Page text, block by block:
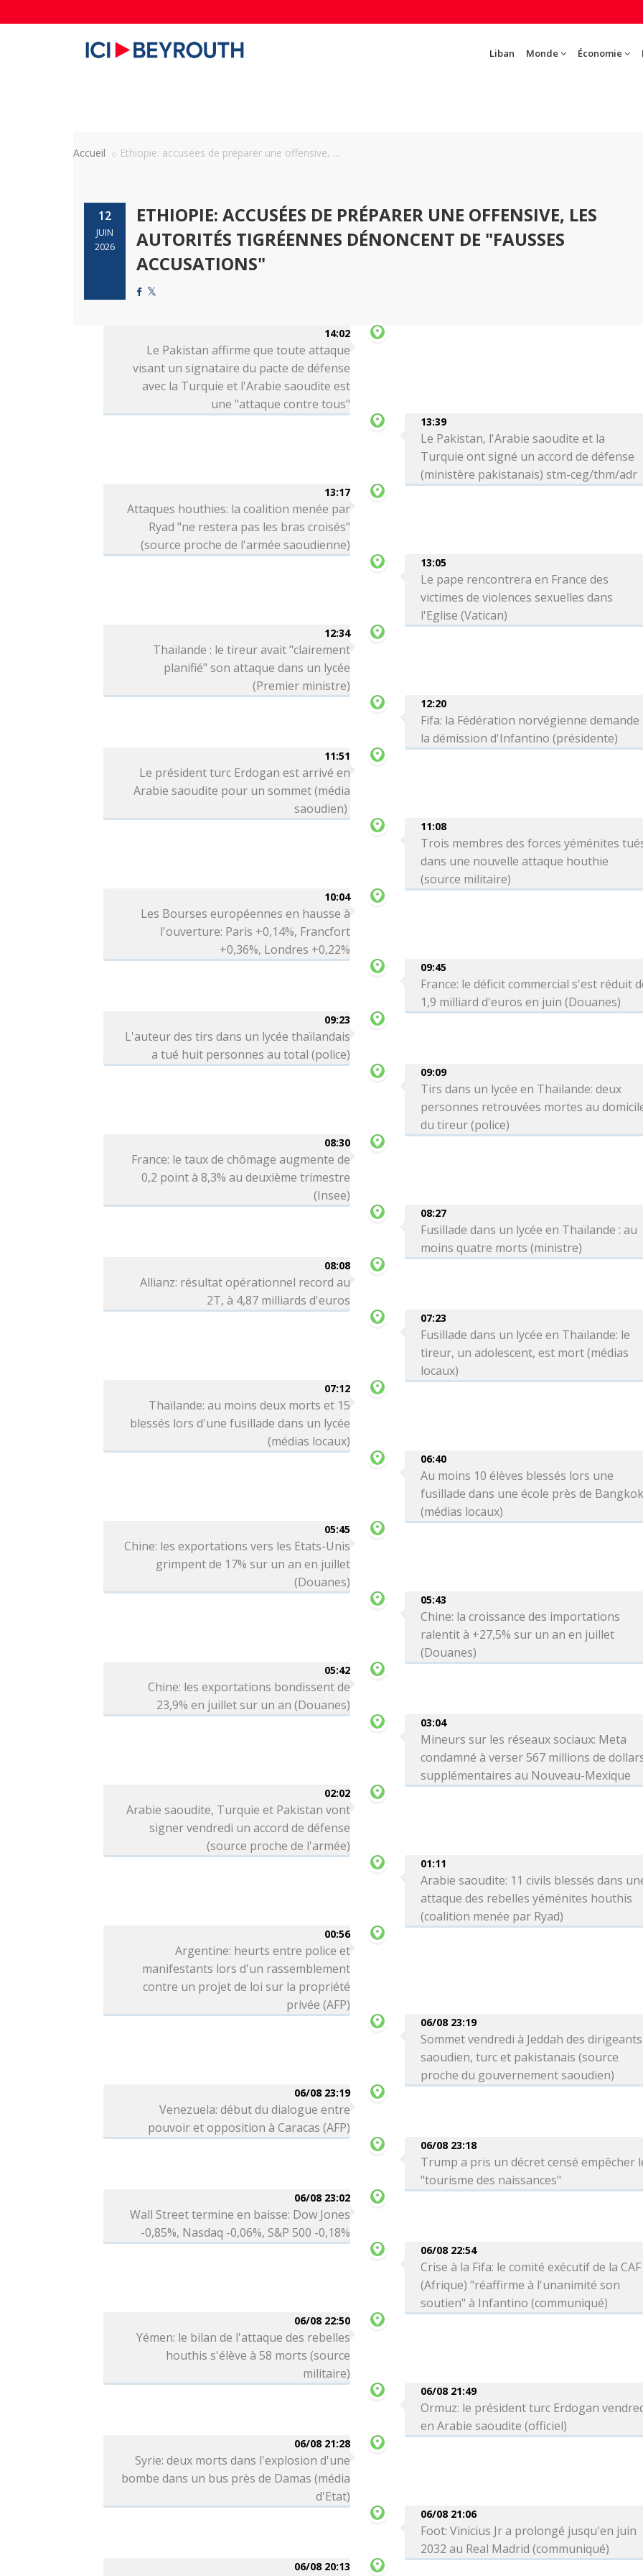
Liban Monde Économie
Accueil Ethiopie: accusées de préparer une offensive, ...
12
JUIN
2026
ETHIOPIE: ACCUSÉES DE PRÉPARER UNE OFFENSIVE, LES
AUTORITÉS TIGRÉENNES DÉNONCENT DE "FAUSSES
ACCUSATIONS"
14:02
Le Pakistan affirme que toute attaque
visant un signataire du pacte de défense
avec la Turquie et l'Arabie saoudite est
une "attaque contre tous"
13:39
Le Pakistan, l'Arabie saoudite et la
Turquie ont signé un accord de défense
(ministère pakistanais) stm-ceg/thm/adr
13:17
Attaques houthies: la coalition menée par
Ryad "ne restera pas les bras croisés"
(source proche de l'armée saoudienne)
13:05
Le pape rencontrera en France des
victimes de violences sexuelles dans
l'Eglise (Vatican)
12:34
Thaïlande : le tireur avait "clairement
planifié" son attaque dans un lycée
(Premier ministre)
12:20
Fifa: la Fédération norvégienne demande
la démission d'Infantino (présidente)
11:51
Le président turc Erdogan est arrivé en
Arabie saoudite pour un sommet (média
saoudien)
11:08
Trois membres des forces yéménites
dans une nouvelle attaque houthie
(source militaire)
10:04
Les Bourses européennes en hausse à
l'ouverture: Paris +0,14%, Francfort
+0,36%, Londres +0,22%
09:45
France: le déficit commercial s'est réduit
1,9 milliard d'euros en juin (Douanes)
09:23
L'auteur des tirs dans un lycée thaïlandais
a tué huit personnes au total (police)
09:09
Tirs dans un lycée en Thaïlande: deux
personnes retrouvées mortes au
du tireur (police)
08:30
France: le taux de chômage augmente de
0,2 point à 8,3% au deuxième trimestre
(Insee)
08:27
Fusillade dans un lycée en Thaïlande : au
moins quatre morts (ministre)
08:08
Allianz: résultat opérationnel record au
2T, à 4,87 milliards d'euros
07:23
Fusillade dans un lycée en Thaïlande: le
tireur, un adolescent, est mort (médias
locaux)
07:12
Thaïlande: au moins deux morts et 15
blessés lors d'une fusillade dans un lycée
(médias locaux)
06:40
Au moins 10 élèves blessés lors une
fusillade dans une école près de
(médias locaux)
05:45
Chine: les exportations vers les Etats-Unis
grimpent de 17% sur un an en juillet
(Douanes)
05:43
Chine: la croissance des importations
ralentit à +27,5% sur un an en juillet
(Douanes)
05:42
Chine: les exportations bondissent de
23,9% en juillet sur un an (Douanes)
03:04
Mineurs sur les réseaux sociaux: Meta
condamné à verser 567 millions de
supplémentaires au Nouveau-Mexique
02:02
Arabie saoudite, Turquie et Pakistan vont
signer vendredi un accord de défense
(source proche de l'armée)
01:11
Arabie saoudite: 11 civils blessés dans
attaque des rebelles yéménites houthis
(coalition menée par Ryad)
00:56
Argentine: heurts entre police et
manifestants lors d'un rassemblement
contre un projet de loi sur la propriété
privée (AFP)
06/08 23:19
Sommet vendredi à Jeddah des dirigeants
saoudien, turc et pakistanais (source
proche du gouvernement saoudien)
06/08 23:19
Venezuela: début du dialogue entre
pouvoir et opposition à Caracas (AFP)
06/08 23:18
Trump a pris un décret censé empêcher
"tourisme des naissances"
06/08 23:02
Wall Street termine en baisse: Dow Jones
-0,85%, Nasdaq -0,06%, S&P 500 -0,18%
06/08 22:54
Crise à la Fifa: le comité exécutif de la CAF
(Afrique) "réaffirme à l'unanimité son
soutien" à Infantino (communiqué)
06/08 22:50
Yémen: le bilan de l'attaque des rebelles
houthis s'élève à 58 morts (source
militaire)
06/08 21:49
Ormuz: le président turc Erdogan
en Arabie saoudite (officiel)
06/08 21:28
Syrie: deux morts dans l'explosion d'une
bombe dans un bus près de Damas (média
d'Etat)
06/08 21:06
Foot: Vinicius Jr a prolongé jusqu'en juin
2032 au Real Madrid (communiqué)
06/08 20:13